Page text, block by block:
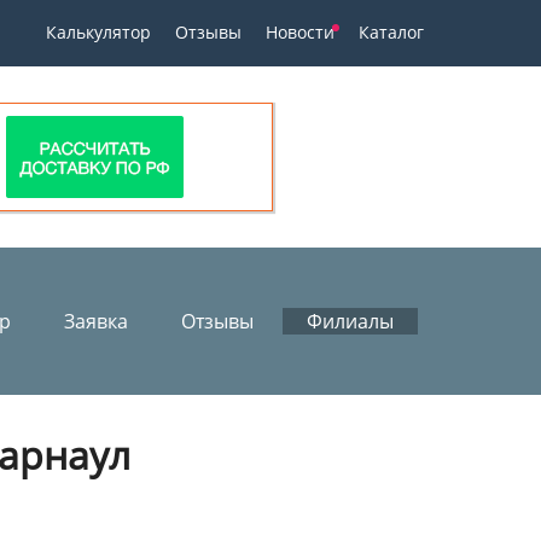
Калькулятор Отзывы Новости Каталог
Заявка Отзывы Филиалы